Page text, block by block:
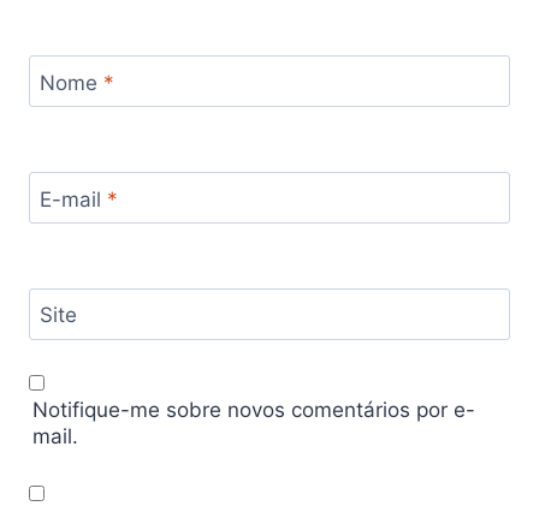
Nome *
E-mail *
Site
Notifique-me sobre novos comentários por e-
mail.